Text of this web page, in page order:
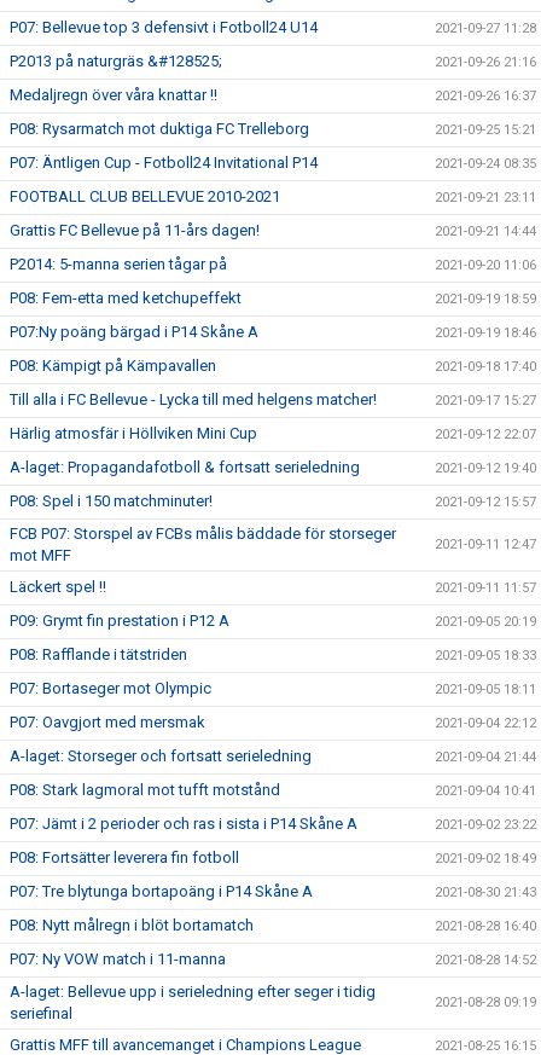
P07: Bellevue top 3 defensivt i Fotboll24 U14 2021-09-27 11:28
P2013 på naturgräs &#128525; 2021-09-26 21:16
Medaljregn över våra knattar !! 2021-09-26 16:37
P08: Rysarmatch mot duktiga FC Trelleborg 2021-09-25 15:21
P07: Äntligen Cup - Fotboll24 Invitational P14 2021-09-24 08:35
FOOTBALL CLUB BELLEVUE 2010-2021 2021-09-21 23:11
Grattis FC Bellevue på 11-års dagen! 2021-09-21 14:44
P2014: 5-manna serien tågar på 2021-09-20 11:06
P08: Fem-etta med ketchupeffekt 2021-09-19 18:59
P07:Ny poäng bärgad i P14 Skåne A 2021-09-19 18:46
P08: Kämpigt på Kämpavallen 2021-09-18 17:40
Till alla i FC Bellevue - Lycka till med helgens matcher! 2021-09-17 15:27
Härlig atmosfär i Höllviken Mini Cup 2021-09-12 22:07
A-laget: Propagandafotboll & fortsatt serieledning 2021-09-12 19:40
P08: Spel i 150 matchminuter! 2021-09-12 15:57
FCB P07: Storspel av FCBs målis bäddade för storseger
mot MFF
2021-09-11 12:47
Läckert spel !! 2021-09-11 11:57
P09: Grymt fin prestation i P12 A 2021-09-05 20:19
P08: Rafflande i tätstriden 2021-09-05 18:33
P07: Bortaseger mot Olympic 2021-09-05 18:11
P07: Oavgjort med mersmak 2021-09-04 22:12
A-laget: Storseger och fortsatt serieledning 2021-09-04 21:44
P08: Stark lagmoral mot tufft motstånd 2021-09-04 10:41
P07: Jämt i 2 perioder och ras i sista i P14 Skåne A 2021-09-02 23:22
P08: Fortsätter leverera fin fotboll 2021-09-02 18:49
P07: Tre blytunga bortapoäng i P14 Skåne A 2021-08-30 21:43
P08: Nytt målregn i blöt bortamatch 2021-08-28 16:40
P07: Ny VOW match i 11-manna 2021-08-28 14:52
A-laget: Bellevue upp i serieledning efter seger i tidig
seriefinal
2021-08-28 09:19
Grattis MFF till avancemanget i Champions League 2021-08-25 16:15